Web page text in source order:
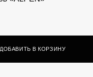
ДОБАВИТЬ В КОРЗИНУ